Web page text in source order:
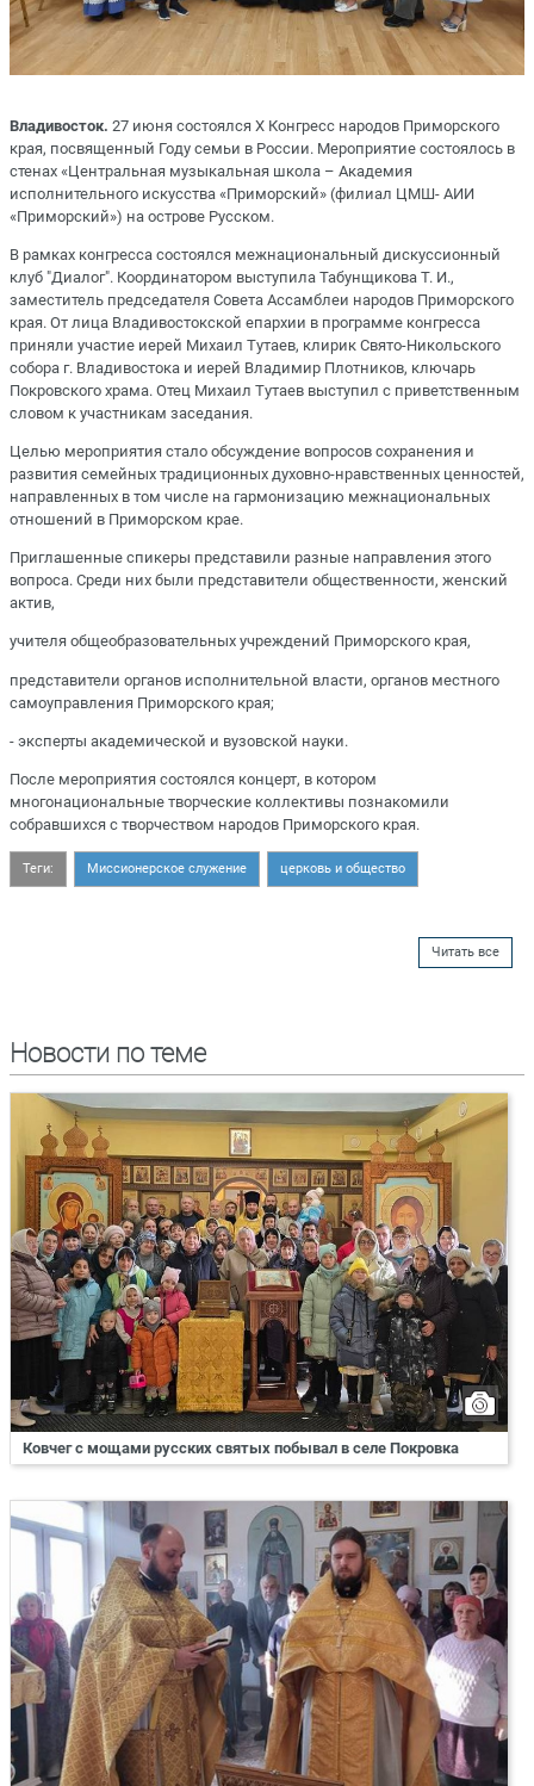
Владивосток. 27 июня состоялся X Конгресс народов Приморского
края, посвященный Году семьи в России. Мероприятие состоялось в
стенах «Центральная музыкальная школа – Академия
исполнительного искусства «Приморский» (филиал ЦМШ- АИИ
«Приморский») на острове Русском.
В рамках конгресса состоялся межнациональный дискуссионный
клуб "Диалог". Координатором выступила Табунщикова Т. И.,
заместитель председателя Совета Ассамблеи народов Приморского
края. От лица Владивостокской епархии в программе конгресса
приняли участие иерей Михаил Тутаев, клирик Свято-Никольского
собора г. Владивостока и иерей Владимир Плотников, ключарь
Покровского храма. Отец Михаил Тутаев выступил с приветственным
словом к участникам заседания.
Целью мероприятия стало обсуждение вопросов сохранения и
развития семейных традиционных духовно-нравственных ценностей,
направленных в том числе на гармонизацию межнациональных
отношений в Приморском крае.
Приглашенные спикеры представили разные направления этого
вопроса. Среди них были представители общественности, женский
актив,
учителя общеобразовательных учреждений Приморского края,
представители органов исполнительной власти, органов местного
самоуправления Приморского края;
- эксперты академической и вузовской науки.
После мероприятия состоялся концерт, в котором
многонациональные творческие коллективы познакомили
собравшихся с творчеством народов Приморского края.
Теги: Миссионерское служение церковь и общество
Читать все
Новости по теме
Ковчег с мощами русских святых побывал в селе Покровка